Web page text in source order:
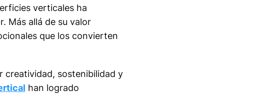
verticales ha
Más allá de su valor
que los convierten
creatividad, sostenibilidad y
han logrado